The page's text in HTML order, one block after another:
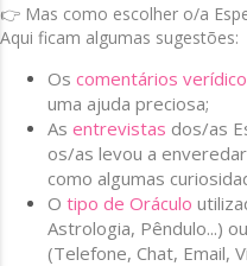
👉 Mas como escolher o/a
Aqui ficam algumas sugestões:
Os comentários
uma ajuda preciosa;
As entrevistas dos/as
os/as levou a
como algumas
O tipo de Oráculo
Astrologia, Pêndulo...)
(Telefone, Chat, Email,